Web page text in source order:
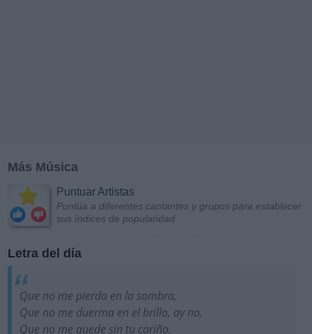
Más Música
Puntuar Artistas
Puntúa a diferentes cantantes y grupos para establecer
sus índices de popularidad
Letra del día
Que no me pierda en la sombra,
Que no me duerma en el brillo, ay no,
Que no me quede sin tu cariño.